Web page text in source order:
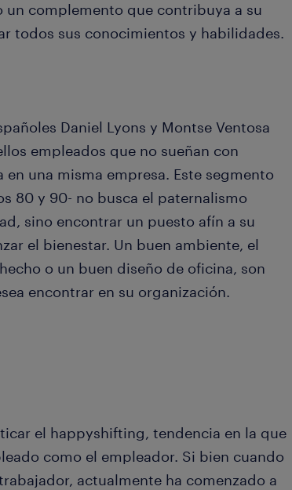
un complemento que contribuya a su
todos sus conocimientos y habilidades.
Daniel Lyons y Montse Ventosa
empleados que no sueñan con
una misma empresa. Este segmento
80 y 90- no busca el paternalismo
sino encontrar un puesto afín a su
el bienestar. Un buen ambiente, el
o un buen diseño de oficina, son
encontrar en su organización.
el happyshifting, tendencia en la que
como el empleador. Si bien cuando
actualmente ha comenzado a